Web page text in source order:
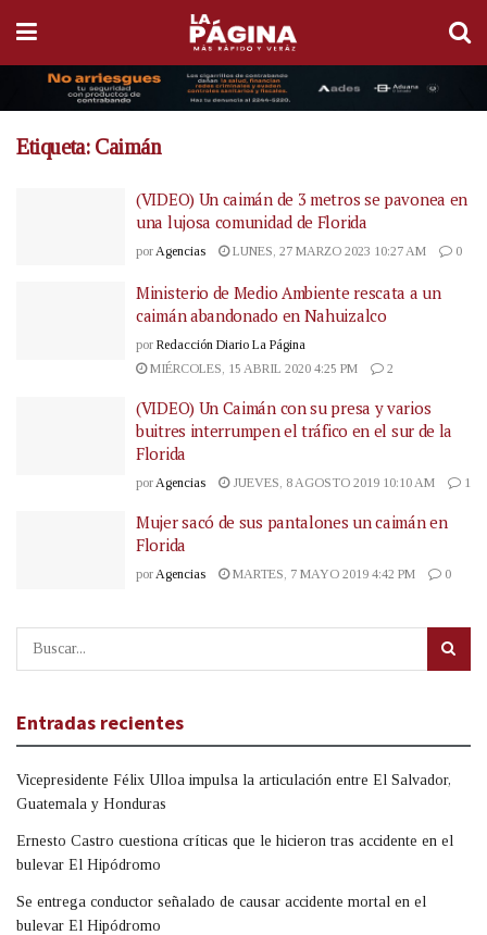
Etiqueta: Caimán
(VIDEO) Un caimán de 3 metros se pavonea en
una lujosa comunidad de Florida
por Agencias LUNES, 27 MARZO 2023 10:27 AM 0
Ministerio de Medio Ambiente rescata a un
caimán abandonado en Nahuizalco
por Redacción Diario La Página
MIÉRCOLES, 15 ABRIL 2020 4:25 PM
2
(VIDEO) Un Caimán con su presa y varios
buitres interrumpen el tráfico en el sur de la
Florida
porAgencias JUEVES, 8 AGOSTO 2019 10:10 AM 1
Mujer sacó de sus pantalones un caimán en
Florida
porAgencias MARTES, 7 MAYO 2019 4:42 PM 0
Entradas recientes
Vicepresidente Félix Ulloa impulsa la articulación entre El Salvador,
Guatemala y Honduras
Ernesto Castro cuestiona críticas que le hicieron tras accidente en el
bulevar El Hipódromo
Se entrega conductor señalado de causar accidente mortal en el
bulevar El Hipódromo